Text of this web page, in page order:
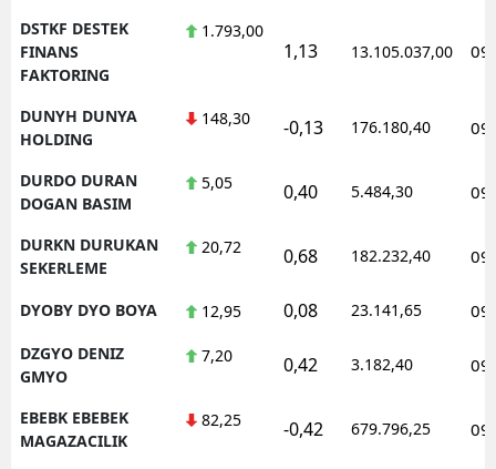
DSTKF DESTEK
FINANS
FAKTORING
1.793,00
1,13 13.105.037,00
DUNYH DUNYA
HOLDING
148,30 -0,13 176.180,40
DURDO DURAN
DOGAN BASIM
5,05 0,40 5.484,30
DURKN DURUKAN
SEKERLEME
20,72 0,68 182.232,40
DYOBY DYO BOYA 12,95 0,08 23.141,65
DZGYO DENIZ
GMYO
7,20 0,42 3.182,40
EBEBK EBEBEK
MAGAZACILIK
82,25 -0,42 679.796,25